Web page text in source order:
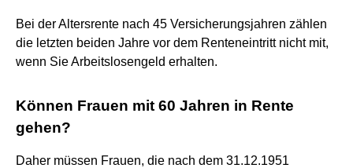
Bei der Altersrente nach 45 Versicherungsjahren zählen
die letzten beiden Jahre vor dem Renteneintritt nicht mit,
wenn Sie Arbeitslosengeld erhalten.
Können Frauen mit 60 Jahren in Rente
gehen?
Daher müssen Frauen, die nach dem 31.12.1951